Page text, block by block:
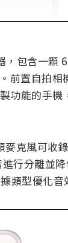
，包含一顆
前置自拍相
功能的手機
克風可收
行分離並降
類型優化音